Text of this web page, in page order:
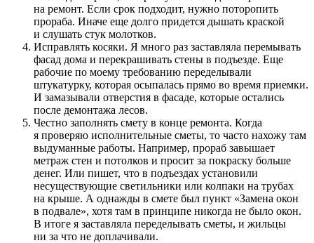
на ремонт. Если срок подходит, нужно поторопить
прораба. Иначе еще долго придется дышать краской
и слушать стук молотков.
Исправлять косяки. Я много раз заставляла перемывать
фасад дома и перекрашивать стены в подъезде. Еще
рабочие по моему требованию переделывали
штукатурку, которая осыпалась прямо во время приемки.
И замазывали отверстия в фасаде, которые остались
после демонтажа лесов.
Честно заполнять смету в конце ремонта. Когда
я проверяю исполнительные сметы, то часто нахожу там
выдуманные работы. Например, прораб завышает
метраж стен и потолков и просит за покраску больше
денег. Или пишет, что в подъездах установили
несуществующие светильники или колпаки на трубах
на крыше. А однажды в смете был пункт «Замена окон
в подвале», хотя там в принципе никогда не было окон.
В итоге я заставляла переделывать сметы, и жильцы
ни за что не доплачивали.